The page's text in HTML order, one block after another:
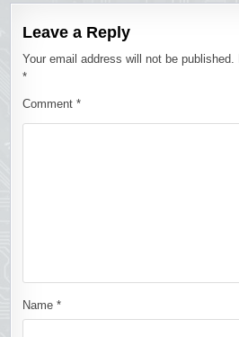
Leave a Reply
Your email address will not be published.
*
Comment*
Name*